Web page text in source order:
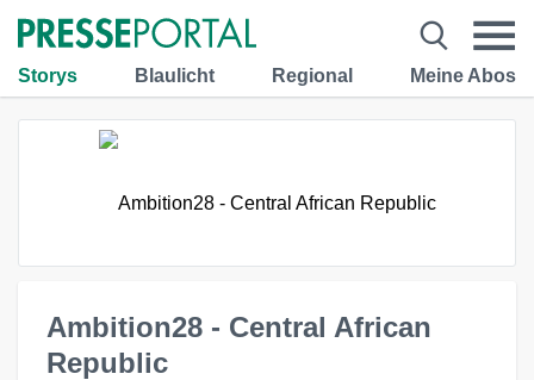
Storys Blaulicht Regional Meine Abos
Ambition28 - Central African
Republic